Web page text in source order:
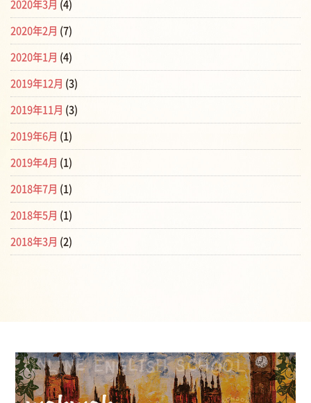
2020年3月 (4)
2020年2月 (7)
2020年1月 (4)
2019年12月 (3)
2019年11月 (3)
2019年6月 (1)
2019年4月 (1)
2018年7月 (1)
2018年5月 (1)
2018年3月 (2)